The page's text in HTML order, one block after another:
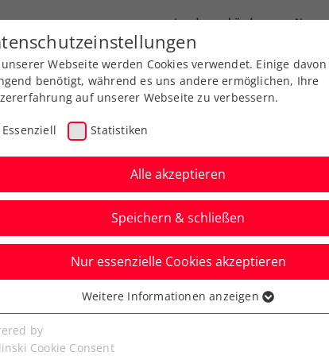
Landesverbände News
Ausbildung Services Über uns
sicher weiter,
Marathonmatch
Webseite werden Cookies verwendet. Einige
benötigt, während es uns andere ermöglichen, Ihre
auf unserer Webseite zu verbessern.
Essenziell Statistiken
Alle akzeptieren
Speichern & schließen
Nur essenzielle Cookies akzeptieren
Cookies werden für grundlegende Funktionen der
benötigt. Dadurch ist gewährleistet, dass die
Weitere Informationen anzeigen
by
Cookie Consent